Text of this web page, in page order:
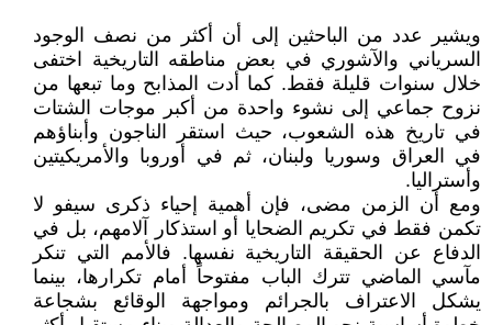
ويشير عدد من الباحثين إلى أن أكثر من نصف الوجود
السرياني والآشوري في بعض مناطقه التاريخية اختفى
خلال سنوات قليلة فقط. كما أدت المذابح وما تبعها من
نزوح جماعي إلى نشوء واحدة من أكبر موجات الشتات
في تاريخ هذه الشعوب، حيث استقر الناجون وأبناؤهم
في العراق وسوريا ولبنان، ثم في أوروبا والأمريكيتين
وأستراليا.
ومع أن الزمن مضى، فإن أهمية إحياء ذكرى سيفو لا
تكمن فقط في تكريم الضحايا أو استذكار آلامهم، بل في
الدفاع عن الحقيقة التاريخية نفسها. فالأمم التي تنكر
مآسي الماضي تترك الباب مفتوحاً أمام تكرارها، بينما
يشكل الاعتراف بالجرائم ومواجهة الوقائع بشجاعة